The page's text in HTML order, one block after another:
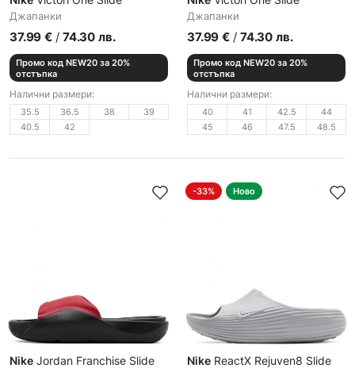
Джапанки
37.99 € / 74.30 лв.
Промо код NEW20 за 20%
отстъпка
Налични размери:
35.5 36.5 38
39
40.5
42
Джапанки
37.99 € / 74.30 лв.
Промо код NEW20 за 20%
отстъпка
Налични размери:
40 41 42.5
44
45
46 47.5 48.5
Nike Jordan Franchise Slide
-33% Ново
Nike ReactX Rejuven8 Slide